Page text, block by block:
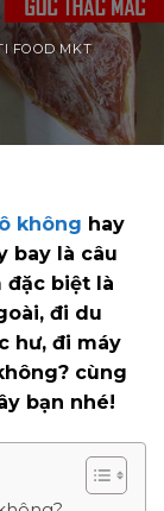
FOOD MKT
không hay
bay là câu
đặc biệt là
đi du
hư, đi máy
cùng
bạn nhé!